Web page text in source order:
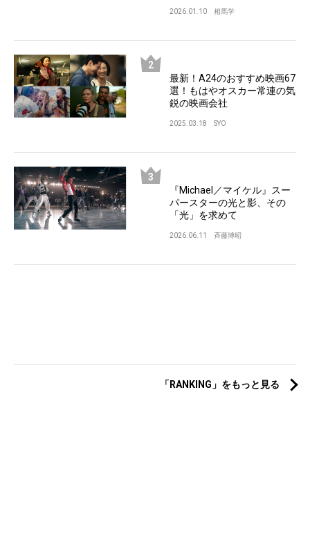
2026.01.10 相馬学
最新！A24のおすすめ映画67
選！もはやオスカー常連の気
鋭の映画会社
2025.03.18 SYO
『Michael／マイケル』スー
パースターの光と影、その
「光」を求めて
2026.06.11 斉藤博昭
「RANKING」をもっと見る